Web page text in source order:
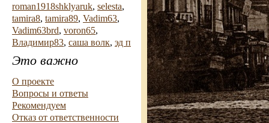
roman1918shklyaruk, selesta,
tamira8, tamira89, Vadim63,
Vadim63brd, voron65,
Владимир83, саша волк, эд п
Это важно
О проекте
Вопросы и ответы
Рекомендуем
Отказ от ответственности